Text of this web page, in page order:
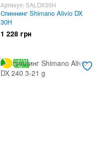
Артикул: SALDX30H
Спиннинг Shimano Alivio DX
30H
1 228 грн